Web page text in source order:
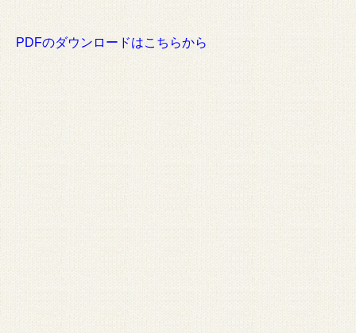
PDFのダウンロードはこちらから